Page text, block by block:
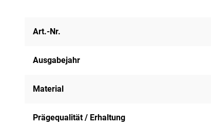
Art.-Nr.
Ausgabejahr
Material
Prägequalität / Erhaltung